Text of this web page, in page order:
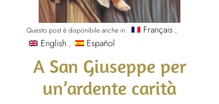
Questo post è disponibile anche in:
Français
English
Español
A San Giuseppe per
un’ardente carità